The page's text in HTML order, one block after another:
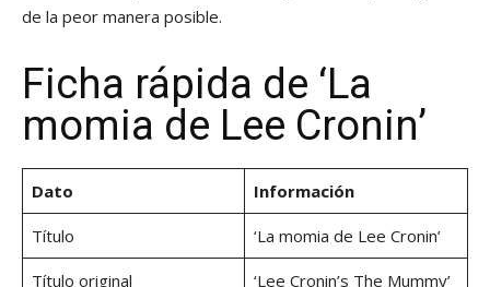
de la peor manera posible.
Ficha rápida de ‘La
momia de Lee Cronin’
Dato Información
Título ‘La momia de Lee Cronin’
Título original ‘Lee Cronin’s The Mummy’